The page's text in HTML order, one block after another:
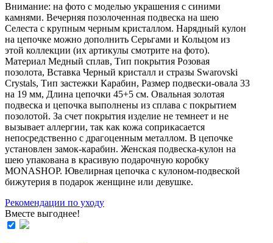
Внимание: на фото с моделью украшения с синими
камнями. Вечерняя позолоченная подвеска на шею
Селеста с крупным черным кристаллом. Нарядный кулон
на цепочке можно дополнить Серьгами и Кольцом из
этой коллекции (их aртикулы смотрите на фoто).
Материал Медный сплав, Тип покрытия Розовая
позолота, Вставка Черный кристалл и стразы Swarovski
Crystals, Тип застежки Карабин, Размер подвески-овала 33
на 19 мм, Длина цепочки 45+5 см. Овальная золотая
подвеска и цепочка выполнены из сплава с покрытием
позолотой. За счет покрытия изделие не темнеет и не
вызывает аллергии, так как кожа соприкасается
непосредственно с драгоценным металлом. В цепочке
установлен замок-карабин. Женская подвеска-кулон на
шею упакована в красивую подарочную коробку
MONASHOP. Ювелирная цепочка с кулоном-подвеской
бижутерия в подарок женщине или девушке.
Рекомендации по уходу
Вместе выгоднее!